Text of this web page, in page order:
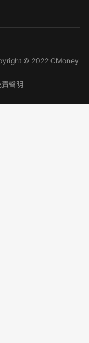
© 2022 CMoney
責聲明